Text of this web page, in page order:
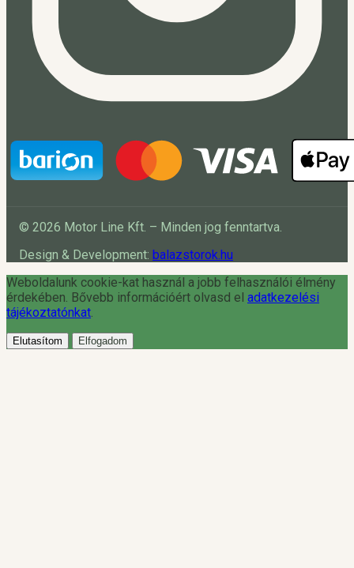
© 2026 Motor Line Kft. – Minden jog fenntartva.
Design & Development: balazstorok.hu
Weboldalunk cookie-kat használ a jobb felhasználói élmény
érdekében. Bővebb információért olvasd el adatkezelési
tájékoztatónkat
Elutasítom Elfogadom